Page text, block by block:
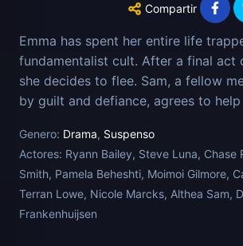
Compartir
Emma has spent her entire life
fundamentalist cult. After a final act
she decides to flee. Sam, a fellow
by guilt and defiance, agrees to help
Genero: Drama, Suspenso
Actores: Ryann Bailey, Steve Luna, Chase
Smith, Pamela Beheshti, Moimoi Gilmore,
Terran Lowe, Nicole Marcks, Althea Sam,
Frankenhuijsen